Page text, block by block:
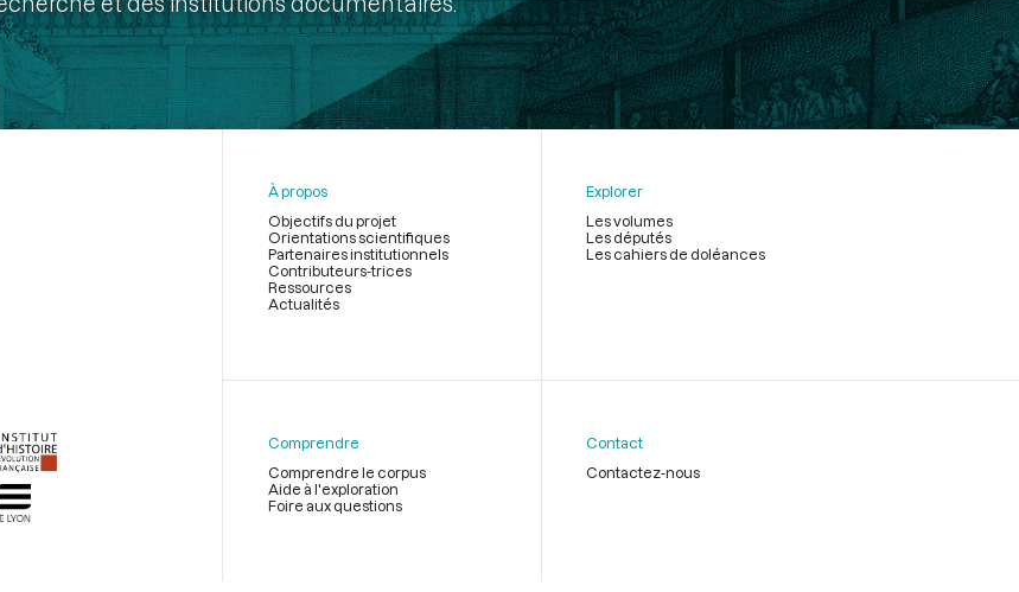
page
À propos
Objectifs du projet
Orientations scientifiques
Partenaires institutionnels
Contributeurs-trices
Ressources
Actualités
Explorer
Les volumes
Les députés
Les cahiers de doléances
Comprendre
Comprendre le corpus
Aide à l'exploration
Foire aux questions
Contact
Contactez-nous